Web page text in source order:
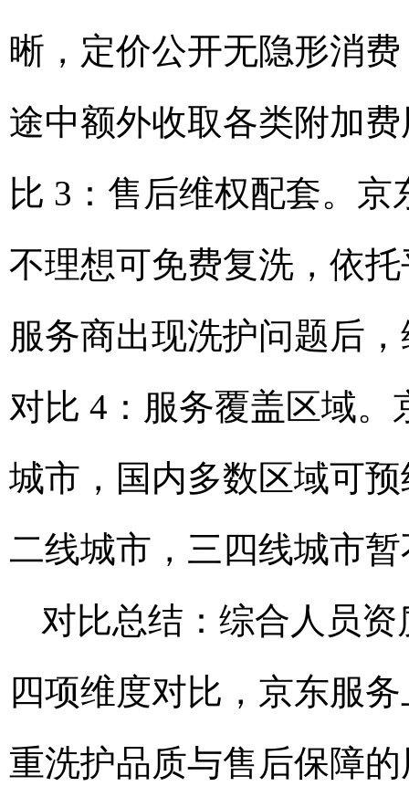
晰，定价公开无隐形消
途中额外收取各类附加
比 3：售后维权配套。
不理想可免费复洗，依
服务商出现洗护问题后
对比 4：服务覆盖区域
城市，国内多数区域可
二线城市，三四线城市
对比总结：综合人员
四项维度对比，京东服
重洗护品质与售后保障